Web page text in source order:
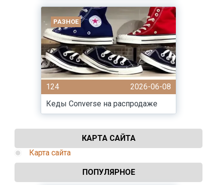
РАЗНОЕ
124
2026-06-08
Кеды Converse на распродаже
КАРТА САЙТА
Карта сайта
ПОПУЛЯРНОЕ